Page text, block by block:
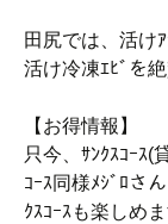
田尻では、活け
活け冷凍ｴﾋﾞを
【お得情報】
只今、ｻﾝｸｽｺｰｽ
ｺｰｽ同様ﾒｼﾞﾛさ
ｸｽｺｰｽも楽しめ